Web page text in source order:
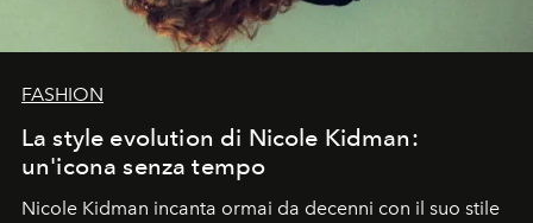
FASHION
La style evolution di Nicole Kidman:
un'icona senza tempo
Nicole Kidman incanta ormai da decenni con il suo stile